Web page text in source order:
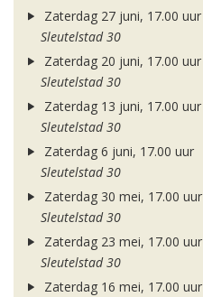
Zaterdag 27 juni, 17.00 uur
Sleutelstad 30
Zaterdag 20 juni, 17.00 uur
Sleutelstad 30
Zaterdag 13 juni, 17.00 uur
Sleutelstad 30
Zaterdag 6 juni, 17.00 uur
Sleutelstad 30
Zaterdag 30 mei, 17.00 uur
Sleutelstad 30
Zaterdag 23 mei, 17.00 uur
Sleutelstad 30
Zaterdag 16 mei, 17.00 uur